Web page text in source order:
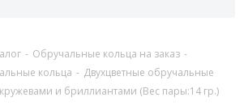
- Обручальные кольца на заказ -
кольца - Двухцветные обручальные
и бриллиантами (Вес пары:14 гр.)